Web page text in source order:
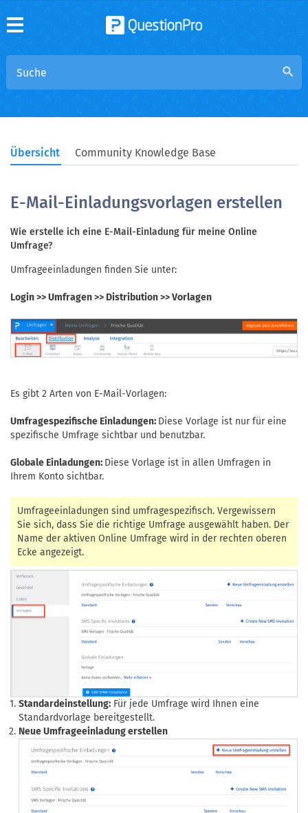
search
Übersicht Community Knowledge Base
E-Mail-Einladungsvorlagen erstellen
Wie erstelle ich eine E-Mail-Einladung für meine Online
Umfrage?
Umfrageeinladungen finden Sie unter:
Login >> Umfragen >> Distribution >> Vorlagen
Es gibt 2 Arten von E-Mail-Vorlagen:
Umfragespezifische Einladungen: Diese Vorlage ist nur für eine
spezifische Umfrage sichtbar und benutzbar.
Globale Einladungen: Diese Vorlage ist in allen Umfragen in
Ihrem Konto sichtbar.
Umfrageeinladungen sind umfragespezifisch. Vergewissern
Sie sich, dass Sie die richtige Umfrage ausgewählt haben. Der
Name der aktiven Online Umfrage wird in der rechten oberen
Ecke angezeigt.
Standardeinstellung: Für jede Umfrage wird Ihnen eine
Standardvorlage bereitgestellt.
Neue Umfrageeinladung erstellen